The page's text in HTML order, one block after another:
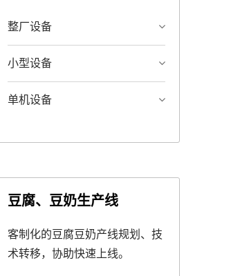
整厂设备
小型设备
单机设备
豆腐、豆奶生产线
客制化的豆腐豆奶产线规划、技
术转移，协助快速上线。